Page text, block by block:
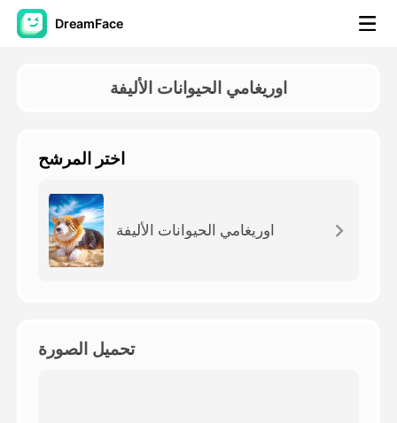
DreamFace
أدوات الذكاء الاصطناعي
فيديو AI
صور منظمة العفو الدولية
أدوات أخرى
اوريغامي الحيوانات الأليفة
اختر المرشح
اوريغامي الحيوانات الأليفة
تحميل الصورة